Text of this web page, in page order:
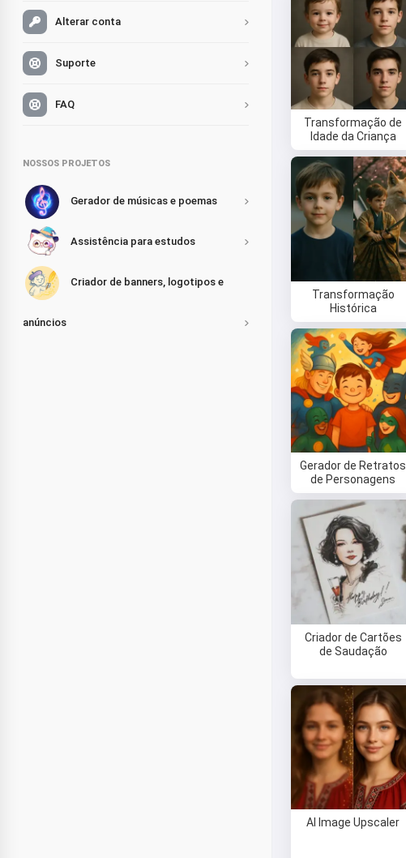
Alterar conta
Suporte
FAQ
NOSSOS PROJETOS
Gerador de músicas e poemas
Assistência para estudos
Criador de banners, logotipos e
anúncios
Transformação de
Idade da Criança
Transformação
Histórica
Gerador de Retratos
de Personagens
Criador de Cartões
de Saudação
AI Image Upscaler